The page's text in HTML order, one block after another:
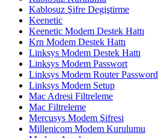
Kablosuz Şifre Degiştirme
Keenetic
Keenetic Modem Destek Hattı
Krn Modem Destek Hattı
Linksys Modem Destek Hattı
Linksys Modem Passwort
Linksys Modem Router Password
Linksys Modem Setup
Mac Adresi Filtreleme
Mac Filtreleme
Mercusys Modem Şifresi
Millenicom Modem Kurulumu